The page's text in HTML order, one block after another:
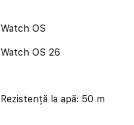
Watch OS
Watch OS 26
Rezistență la apă: 50 m